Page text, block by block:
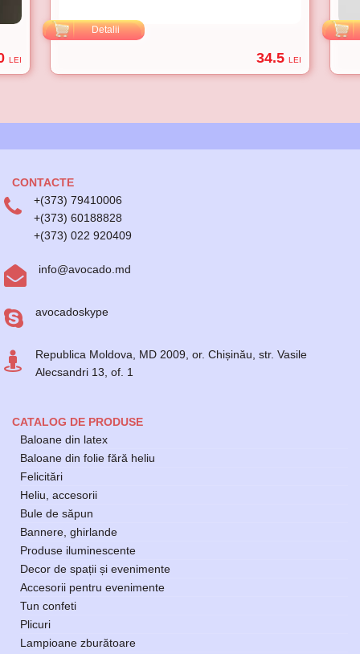
LEI
Detalii
34.5 LEI
CONTACTE
+(373) 79410006
+(373) 60188828
+(373) 022 920409
info@avocado.md
avocadoskype
Republica Moldova, MD 2009, or. Chișinău, str. Vasile
Alecsandri 13, of. 1
CATALOG DE PRODUSE
Baloane din latex
Baloane din folie fără heliu
Felicitări
Heliu, accesorii
Bule de săpun
Bannere, ghirlande
Produse iluminescente
Decor de spații și evenimente
Accesorii pentru evenimente
Tun confeti
Plicuri
Lampioane zburătoare